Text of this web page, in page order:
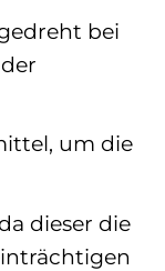
bei
um die
dieser die